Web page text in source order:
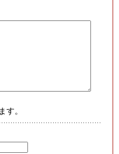
す。